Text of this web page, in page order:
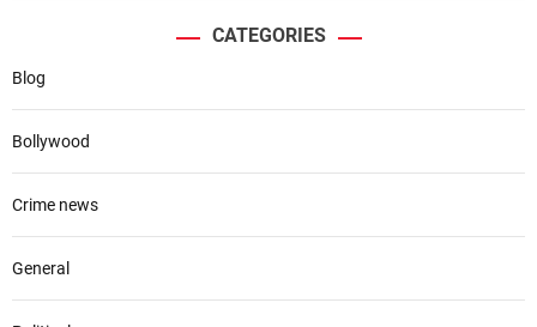
CATEGORIES
Blog
Bollywood
Crime news
General